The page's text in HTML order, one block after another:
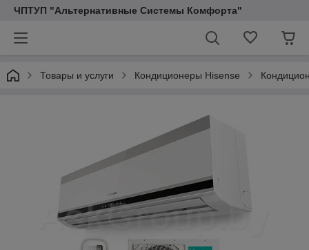
ЧПТУП "Альтернативные Системы Комфорта"
Товары и услуги Кондиционеры Hisense